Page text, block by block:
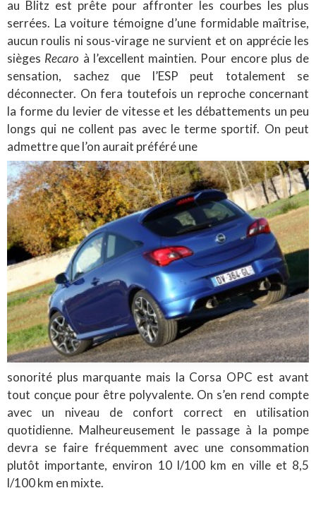
au Blitz est prête pour affronter les courbes les plus
serrées. La voiture témoigne d’une formidable maîtrise,
aucun roulis ni sous-virage ne survient et on apprécie les
sièges Recaro à l’excellent maintien. Pour encore plus de
sensation, sachez que l’ESP peut totalement se
déconnecter. On fera toutefois un reproche concernant
la forme du levier de vitesse et les débattements un peu
longs qui ne collent pas avec le terme sportif. On peut
admettre que l’on aurait préféré une
sonorité plus marquante mais la Corsa OPC est avant
tout conçue pour être polyvalente. On s’en rend compte
avec un niveau de confort correct en utilisation
quotidienne. Malheureusement le passage à la pompe
devra se faire fréquemment avec une consommation
plutôt importante, environ 10 l/100 km en ville et 8,5
l/100 km en mixte.